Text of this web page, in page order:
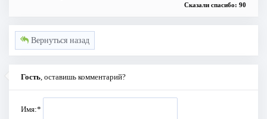
Сказали спасибо: 90
Вернуться назад
Гость, оставишь комментарий?
Имя:*